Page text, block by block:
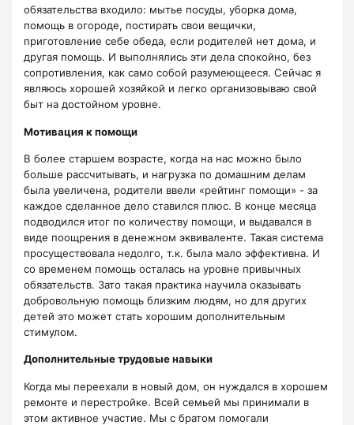
обязательства входило: мытье посуды, уборка дома,
помощь в огороде, постирать свои вещички,
приготовление себе обеда, если родителей нет дома, и
другая помощь. И выполнялись эти дела спокойно, без
сопротивления, как само собой разумеющееся. Сейчас я
являюсь хорошей хозяйкой и легко организовываю свой
быт на достойном уровне.
Мотивация к помощи
В более старшем возрасте, когда на нас можно было
больше рассчитывать, и нагрузка по домашним делам
была увеличена, родители ввели «рейтинг помощи» - за
каждое сделанное дело ставился плюс. В конце месяца
подводился итог по количеству помощи, и выдавался в
виде поощрения в денежном эквиваленте. Такая система
просуществовала недолго, т.к. была мало эффективна. И
со временем помощь осталась на уровне привычных
обязательств. Зато такая практика научила оказывать
добровольную помощь близким людям, но для других
детей это может стать хорошим дополнительным
стимулом.
Дополнительные трудовые навыки
Когда мы переехали в новый дом, он нуждался в хорошем
ремонте и перестройке. Всей семьей мы принимали в
этом активное участие. Мы с братом помогали